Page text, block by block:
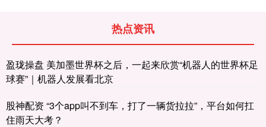
热点资讯
盈珑操盘 美加墨世界杯之后，一起来欣赏“机器人的世界杯足
球赛”｜机器人发展看北京
股神配资 “3个app叫不到车，打了一辆货拉拉”，平台如何扛
住雨天大考？